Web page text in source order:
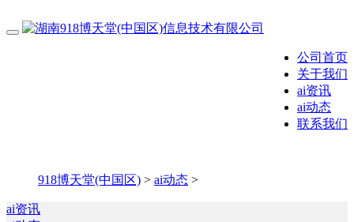
公司首页
关于我们
ai资讯
ai动态
联系我们
918博天堂(中国区) > ai动态 >
ai资讯